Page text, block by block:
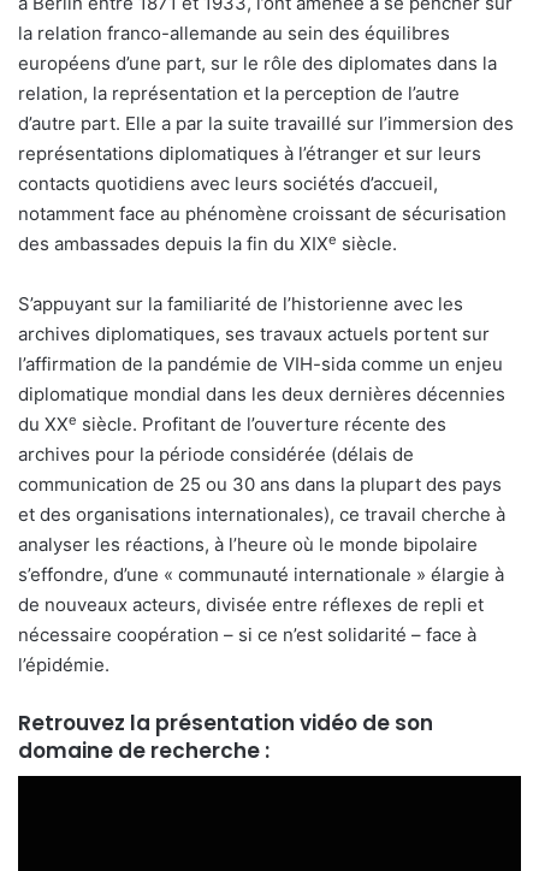
la relation franco-allemande au sein des équilibres
européens d’une part, sur le rôle des diplomates dans la
relation, la représentation et la perception de l’autre
d’autre part. Elle a par la suite travaillé sur l’immersion des
représentations diplomatiques à l’étranger et sur leurs
contacts quotidiens avec leurs sociétés d’accueil,
notamment face au phénomène croissant de sécurisation
des ambassades depuis la fin du XIXe siècle.
S’appuyant sur la familiarité de l’historienne avec les
archives diplomatiques, ses travaux actuels portent sur
l’affirmation de la pandémie de VIH-sida comme un enjeu
diplomatique mondial dans les deux dernières décennies
du XXe siècle. Profitant de l’ouverture récente des
archives pour la période considérée (délais de
communication de 25 ou 30 ans dans la plupart des pays
et des organisations internationales), ce travail cherche à
analyser les réactions, à l’heure où le monde bipolaire
s’effondre, d’une « communauté internationale » élargie à
de nouveaux acteurs, divisée entre réflexes de repli et
nécessaire coopération – si ce n’est solidarité – face à
l’épidémie.
Retrouvez la présentation vidéo de son
domaine de recherche :